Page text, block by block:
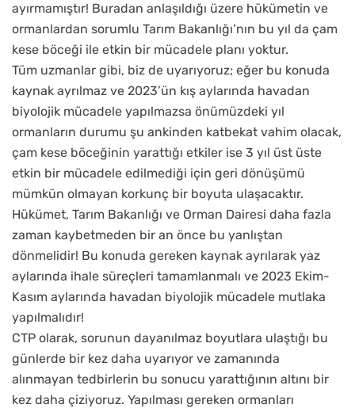
ayırmamıştır! Buradan anlaşıldığı üzere hükümetin ve
ormanlardan sorumlu Tarım Bakanlığı’nın bu yıl da çam
kese böceği ile etkin bir mücadele planı yoktur.
Tüm uzmanlar gibi, biz de uyarıyoruz; eğer bu konuda
kaynak ayrılmaz ve 2023’ün kış aylarında havadan
biyolojik mücadele yapılmazsa önümüzdeki yıl
ormanların durumu şu ankinden katbekat vahim olacak,
çam kese böceğinin yarattığı etkiler ise 3 yıl üst üste
etkin bir mücadele edilmediği için geri dönüşümü
mümkün olmayan korkunç bir boyuta ulaşacaktır.
Hükümet, Tarım Bakanlığı ve Orman Dairesi daha fazla
zaman kaybetmeden bir an önce bu yanlıştan
dönmelidir! Bu konuda gereken kaynak ayrılarak yaz
aylarında ihale süreçleri tamamlanmalı ve 2023 Ekim-
Kasım aylarında havadan biyolojik mücadele mutlaka
yapılmalıdır!
CTP olarak, sorunun dayanılmaz boyutlara ulaştığı bu
günlerde bir kez daha uyarıyor ve zamanında
alınmayan tedbirlerin bu sonucu yarattığının altını bir
kez daha çiziyoruz. Yapılması gereken ormanları